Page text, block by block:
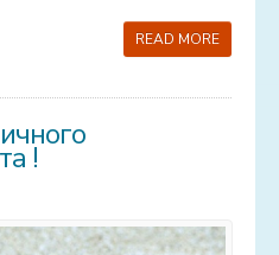
READ MORE
!